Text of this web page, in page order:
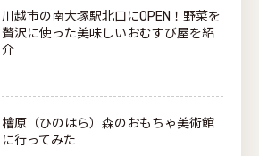
川越市の南大塚駅北口にOPEN！野菜を
贅沢に使った美味しいおむすび屋を紹
介
檜原（ひのはら）森のおもちゃ美術館
に行ってみた